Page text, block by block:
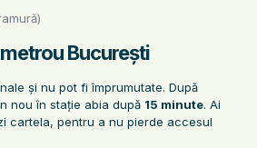
București
și nu pot fi împrumutate. După
nou în stație abia după 15 minute. Ai
cartela, pentru a nu pierde accesul